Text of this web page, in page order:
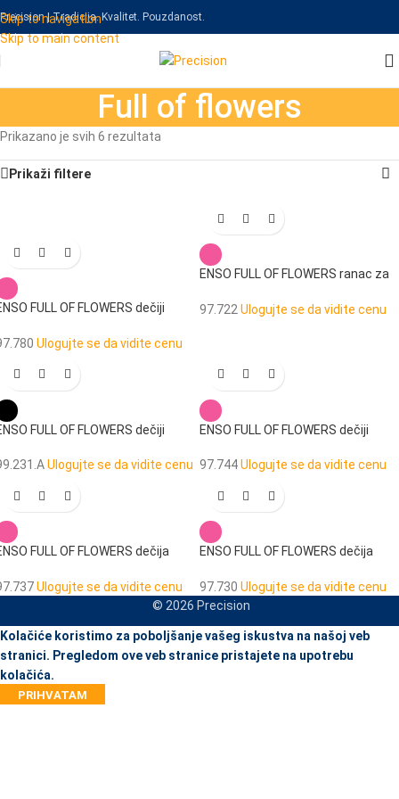
Skip to navigation
Skip to main content
Precision | Tradicija. Kvalitet. Pouzdanost.
Full of flowers
Prikazano je svih 6 rezultata
Prikaži filtere
FULL OF FLOWERS dečiji
Ulogujte se da vidite cenu
ENSO FULL OF FLOWERS ranac za
97.722 Ulogujte se da vidite cenu
FULL OF FLOWERS dečiji
Ulogujte se da vidite cenu
ENSO FULL OF FLOWERS dečiji
97.744Ulogujte se da vidite cenu
FULL OF FLOWERS dečija
Ulogujte se da vidite cenu
ENSO FULL OF FLOWERS dečija
97.730 Ulogujte se da vidite cenu
© 2026 Precision
When autocomplete results are available use up and down arrows
Kolačiće koristimo za poboljšanje vašeg iskustva na našoj veb
stranici. Pregledom ove veb stranice pristajete na upotrebu
kolačića.
PRIHVATAM